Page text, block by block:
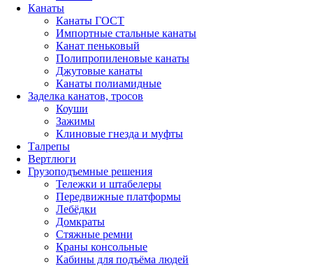
Канаты
Канаты ГОСТ
Импортные стальные канаты
Канат пеньковый
Полипропиленовые канаты
Джутовые канаты
Канаты полиамидные
Заделка канатов, тросов
Коуши
Зажимы
Клиновые гнезда и муфты
Талрепы
Вертлюги
Грузоподъемные решения
Тележки и штабелеры
Передвижные платформы
Лебёдки
Домкраты
Стяжные ремни
Краны консольные
Кабины для подъёма людей